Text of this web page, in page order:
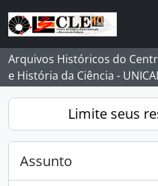
Skip to main content
Arquivos Históricos do
e História da Ciência -
Limite seus
Assunto